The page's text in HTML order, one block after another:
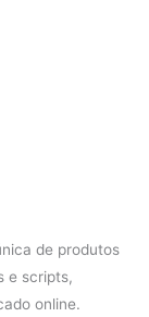
de produtos
e scripts,
online.